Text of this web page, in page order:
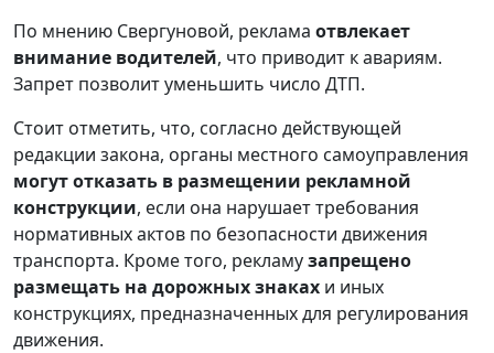
По мнению Свергуновой, реклама отвлекает
внимание водителей, что приводит к авариям.
Запрет позволит уменьшить число ДТП.
Стоит отметить, что, согласно действующей
редакции закона, органы местного самоуправления
могут отказать в размещении рекламной
конструкции, если она нарушает требования
нормативных актов по безопасности движения
транспорта. Кроме того, рекламузапрещено
размещать на дорожных знаках и иных
конструкциях, предназначенных для регулирования
движения.